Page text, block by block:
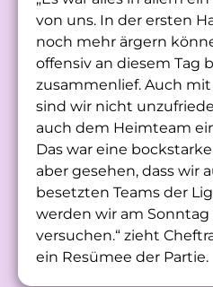
von uns. In der ersten
noch mehr ärgern
offensiv an diesem Tag
zusammenlief. Auch
sind wir nicht
auch dem Heimteam
Das war eine
aber gesehen, dass wir
besetzten Teams der
werden wir am
versuchen.“ zieht
ein Resümee der Partie.